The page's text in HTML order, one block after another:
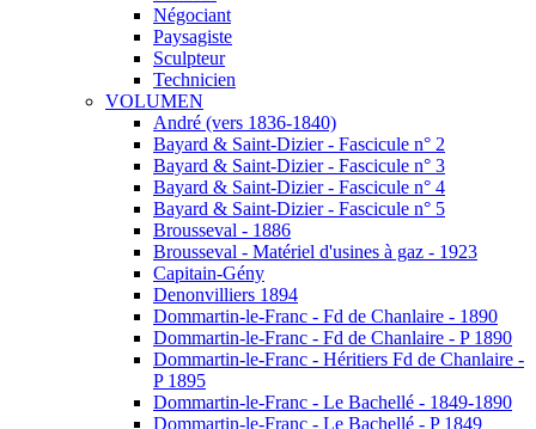
Négociant
Paysagiste
Sculpteur
Technicien
VOLUMEN
André (vers 1836-1840)
Bayard & Saint-Dizier - Fascicule n° 2
Bayard & Saint-Dizier - Fascicule n° 3
Bayard & Saint-Dizier - Fascicule n° 4
Bayard & Saint-Dizier - Fascicule n° 5
Brousseval - 1886
Brousseval - Matériel d'usines à gaz - 1923
Capitain-Gény
Denonvilliers 1894
Dommartin-le-Franc - Fd de Chanlaire - 1890
Dommartin-le-Franc - Fd de Chanlaire - P 1890
Dommartin-le-Franc - Héritiers Fd de Chanlaire -
P 1895
Dommartin-le-Franc - Le Bachellé - 1849-1890
Dommartin-le-Franc - Le Bachellé - P 1849